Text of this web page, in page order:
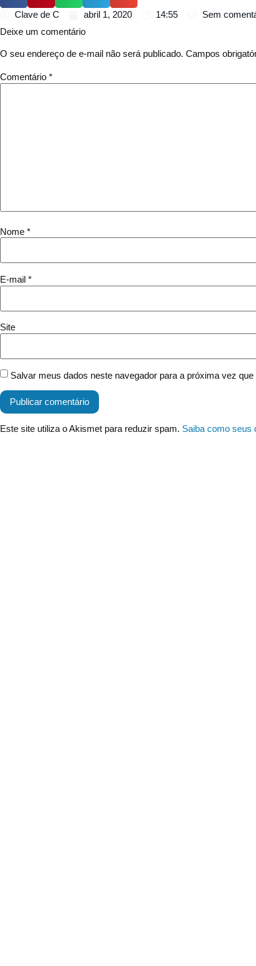
Clave de C abril 1, 2020 14:55
Sem
Deixe um comentário
O seu endereço de e-mail não será publicado. Campos
Comentário *
Nome *
E-mail *
Site
Salvar meus dados neste navegador para a próxima vez que
Este site utiliza o Akismet para reduzir spam. Saiba como seus